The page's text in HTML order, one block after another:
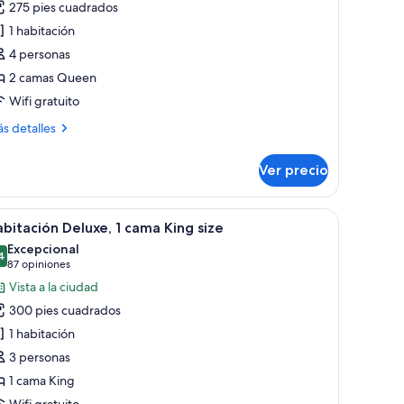
275 pies cuadrados
1 habitación
4 personas
2 camas Queen
Wifi gratuito
detalles
Ver precio
de plumas.
con lámpara, silla, televisor y ventana con cortinas.Habitación de hotel con una cama grande,
4 Deluxe, 1 cama King size
de 10
Excepcional
87 opiniones
(87
opiniones)
Vista a la ciudad
300 pies cuadrados
1 habitación
3 personas
1 cama King